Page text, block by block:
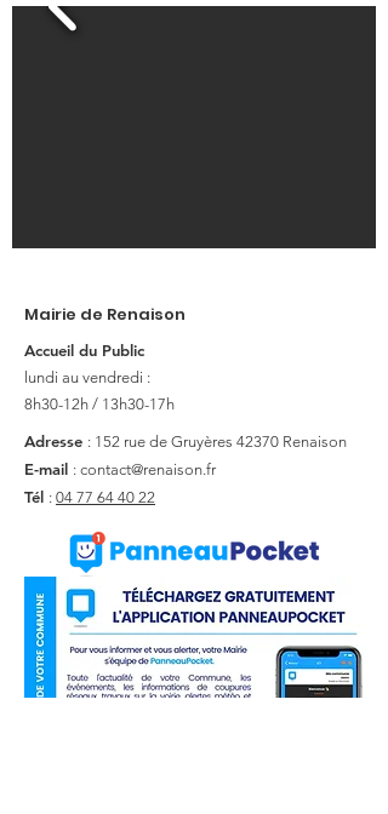
Mairie de Renaison
Accueil du Public
lundi au vendredi :
8h30-12h / 13h30-17h
Adresse : 152 rue de Gruyères 42370 Renaison
E-mail : contact@renaison.fr
Tél : 04 77 64 40 22